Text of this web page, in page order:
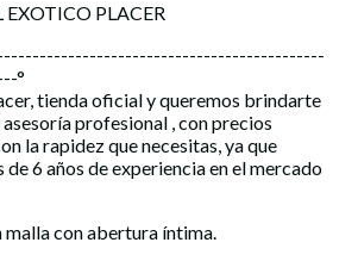
PLACER
°
tienda oficial y queremos brindarte
profesional , con precios
la rapidez que necesitas, ya que
de 6 años de experiencia en el mercado
con abertura íntima.